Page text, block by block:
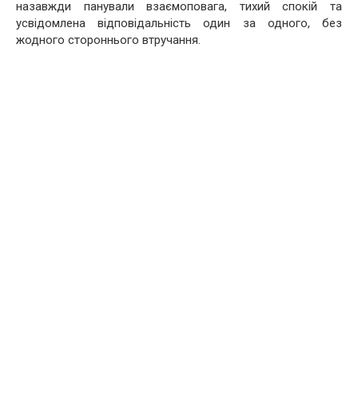
назавжди панували взаємоповага, тихий спокій та
усвідомлена відповідальність один за одного, без
жодного стороннього втручання.